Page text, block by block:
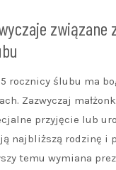
związane
rocznicy ślubu ma
Zazwyczaj
przyjęcie lub
najbliższą rodzinę i
temu wymiana